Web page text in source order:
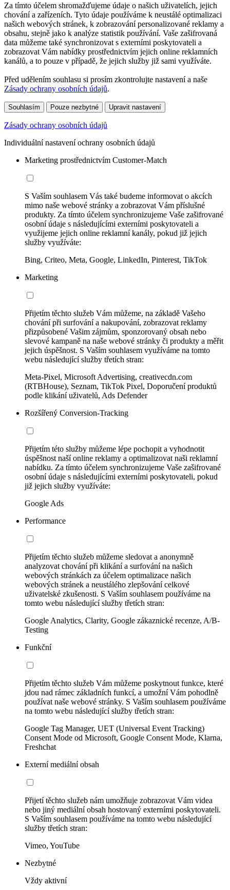
Za tímto účelem shromažďujeme údaje o našich uživatelích, jejich
chování a zařízeních. Tyto údaje používáme k neustálé optimalizaci
našich webových stránek, k zobrazování personalizované reklamy a
obsahu, stejně jako k analýze statistik používání. Vaše zašifrovaná
data můžeme také synchronizovat s externími poskytovateli a
zobrazovat Vám nabídky prostřednictvím jejich online reklamních
kanálů, a to pouze v případě, že jejich služby již sami využíváte.
Před udělením souhlasu si prosím zkontrolujte nastavení a naše
Zásady ochrany osobních údajů.
Souhlasím Pouze nezbytné Upravit nastavení
Zásady ochrany osobních údajů
Individuální nastavení ochrany osobních údajů
Marketing prostřednictvím Customer-Match
S Vaším souhlasem Vás také budeme informovat o akcích
mimo naše webové stránky a zobrazovat Vám příslušné
produkty. Za tímto účelem synchronizujeme Vaše zašifrované
osobní údaje s následujícími externími poskytovateli a
využijeme jejich online reklamní kanály, pokud již jejich
služby využíváte:
Bing, Criteo, Meta, Google, LinkedIn, Pinterest, TikTok
Marketing
Přijetím těchto služeb Vám můžeme, na základě Vašeho
chování při surfování a nakupování, zobrazovat reklamy
přizpůsobené Vašim zájmům, sponzorovaný obsah nebo
slevové kampaně na naše webové stránky či produkty a měřit
jejich úspěšnost. S Vaším souhlasem využíváme na tomto
webu následující služby třetích stran:
Meta-Pixel, Microsoft Advertising, creativecdn.com
(RTBHouse), Seznam, TikTok Pixel, Doporučení produktů
podle klikání uživatelů, Ads Defender
Rozšířený Conversion-Tracking
Přijetím této služby můžeme lépe pochopit a vyhodnotit
úspěšnost naší online reklamy a optimalizovat naši reklamní
nabídku. Za tímto účelem synchronizujeme Vaše zašifrované
osobní údaje s následujícími externími poskytovateli, pokud
již jejich služby využíváte:
Google Ads
Performance
Přijetím těchto služeb můžeme sledovat a anonymně
analyzovat chování při klikání a surfování na našich
webových stránkách za účelem optimalizace našich
webových stránek a neustálého zlepšování celkové
uživatelské zkušenosti. S Vaším souhlasem používáme na
tomto webu následující služby třetích stran:
Google Analytics, Clarity, Google zákaznické recenze, A/B-
Testing
Funkční
Přijetím těchto služeb Vám můžeme poskytnout funkce, které
jdou nad rámec základních funkcí, a umožní Vám pohodlně
používat naše webové stránky. S Vaším souhlasem používáme
na tomto webu následující služby třetích stran:
Google Tag Manager, UET (Universal Event Tracking)
Consent Mode od Microsoft, Google Consent Mode, Klarna,
Freshchat
Externí mediální obsah
Přijetí těchto služeb nám umožňuje zobrazovat Vám videa
nebo jiný mediální obsah hostovaný externími poskytovateli.
S Vaším souhlasem používáme na tomto webu následující
služby třetích stran:
Vimeo, YouTube
Nezbytné
Vždy aktivní